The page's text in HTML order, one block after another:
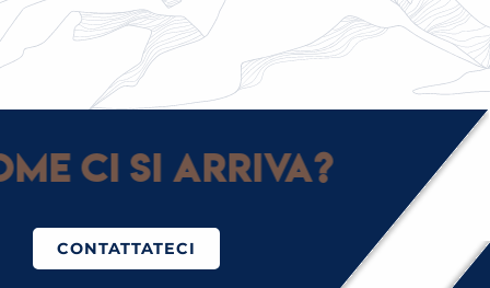
TUTTI I NEGOZI & ARTIGIANI
ci si arriva?
CONTATTATECI